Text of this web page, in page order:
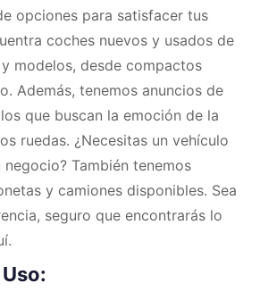
opciones para satisfacer tus
coches nuevos y usados de
modelos, desde compactos
Además, tenemos anuncios de
que buscan la emoción de la
ruedas. ¿Necesitas un vehículo
También tenemos
y camiones disponibles. Sea
seguro que encontrarás lo